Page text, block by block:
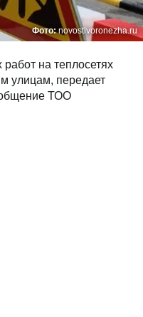
Фото:novostivoronezha.ru
на теплосетях
улицам, передает
ТОО